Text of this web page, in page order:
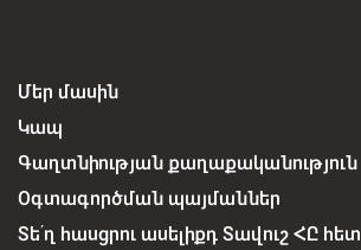
Մեր մասին
Կապ
Գաղտնիության քաղաքականություն
Օգտագործման պայմաններ
Տե՛ղ հասցրու ասելիքդ Տավուշ ՀԸ հետ